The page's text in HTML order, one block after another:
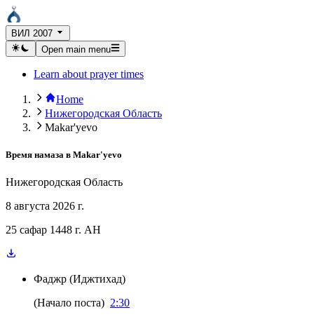
ВИЛ 2007
Open main menu
Learn about prayer times
Home
Нижегородская Область
Makar'yevo
Время намаза в Makar'yevo
Нижегородская Область
8 августа 2026 г.
25 сафар 1448 г. AH
Фаджр (Иджтихад)
(Начало поста) 2:30